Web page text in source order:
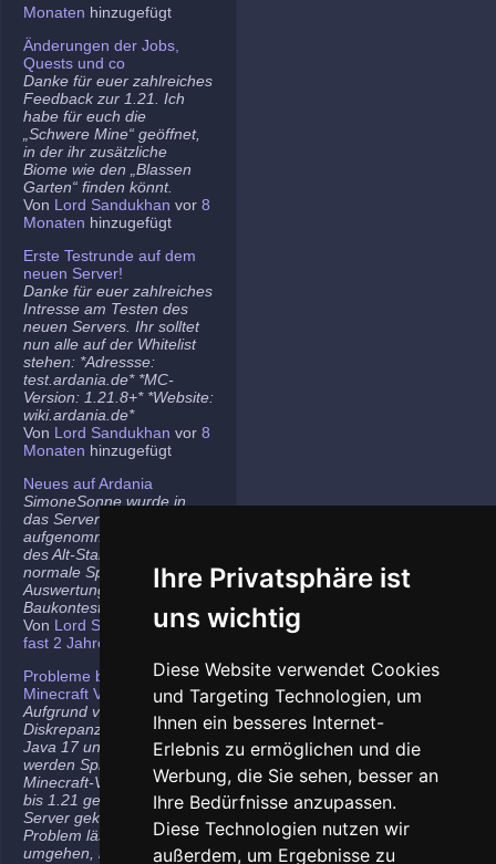
Ihre Privatsphäre ist
uns wichtig
Diese Website verwendet Cookies
und Targeting Technologien, um
Ihnen ein besseres Internet-
Erlebnis zu ermöglichen und die
Werbung, die Sie sehen, besser an
Ihre Bedürfnisse anzupassen.
Diese Technologien nutzen wir
außerdem, um Ergebnisse zu
Monaten hinzugefügt
Änderungen der Jobs,
Quests und co
Danke für euer zahlreiches
Feedback zur 1.21. Ich
habe für euch die
„Schwere Mine“ geöffnet,
in der ihr zusätzliche
Biome wie den „Blassen
Garten“ finden könnt.
Von Lord Sandukhan vor 8
Monaten hinzugefügt
Erste Testrunde auf dem
neuen Server!
Danke für euer zahlreiches
Intresse am Testen des
neuen Servers. Ihr solltet
nun alle auf der Whitelist
stehen: *Adressse:
test.ardania.de* *MC-
Version: 1.21.8+* *Website:
wiki.ardania.de*
Von Lord Sandukhan vor 8
Monaten hinzugefügt
Neues auf Ardania
SimoneSonne wurde in
das Server-Team
aufgenommen, Freigabe
des Alt-Stammi Ranges für
normale Spieler,
Auswertung des letzten
Baukontest.
Von Lord Sandukhanvor
fast 2 Jahren
Probleme bei neueren
Minecraft Versionen
Aufgrund von
Diskrepanzen zwischen
Java 17 und Java 21
werden Spieler auf den
Minecraft-Versionen 1.20.5
bis 1.21 gelegentlich vom
Server gekickt. Das
Problem lässt sich
umgehen, indem ihr die